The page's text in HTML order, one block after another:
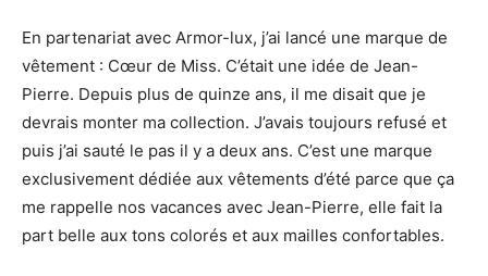
En partenariat avec Armor-lux, j’ai lancé une marque de
vêtement : Cœur de Miss. C’était une idée de Jean-
Pierre. Depuis plus de quinze ans, il me disait que je
devrais monter ma collection. J’avais toujours refusé et
puis j’ai sauté le pas il y a deux ans. C’est une marque
exclusivement dédiée aux vêtements d’été parce que ça
me rappelle nos vacances avec Jean-Pierre, elle fait la
part belle aux tons colorés et aux mailles confortables.